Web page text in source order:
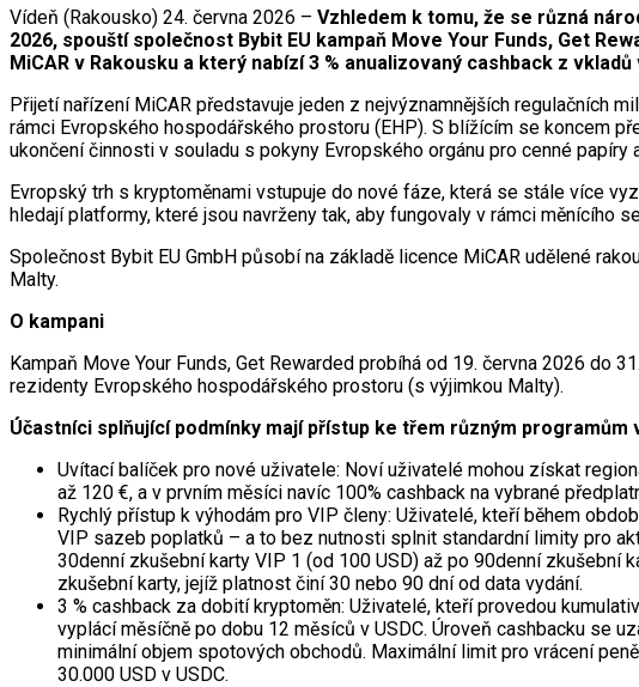
Vídeň (Rakousko) 24. června 2026 – Vzhledem k tomu, že se různá
2026, spouští společnost Bybit EU kampaň Move Your Funds, Get
MiCAR v Rakousku a který nabízí 3 % anualizovaný cashback z
Přijetí nařízení MiCAR představuje jeden z nejvýznamnějších regulačních
rámci Evropského hospodářského prostoru (EHP). S blížícím se koncem
ukončení činnosti v souladu s pokyny Evropského orgánu pro cenné
Evropský trh s kryptoměnami vstupuje do nové fáze, která se stále více
hledají platformy, které jsou navrženy tak, aby fungovaly v rámci měnícího
Společnost Bybit EU GmbH působí na základě licence MiCAR udělené
Malty.
O kampani
Kampaň Move Your Funds, Get Rewarded probíhá od 19. června 2026 do
rezidenty Evropského hospodářského prostoru (s výjimkou Malty).
Účastníci splňující podmínky mají přístup ke třem různým programům
Uvítací balíček pro nové uživatele: Noví uživatelé mohou získat
až 120 €, a v prvním měsíci navíc 100% cashback na vybrané
Rychlý přístup k výhodám pro VIP členy: Uživatelé, kteří během
VIP sazeb poplatků – a to bez nutnosti splnit standardní limity pro
30denní zkušební karty VIP 1 (od 100 USD) až po 90denní zkušební
zkušební karty, jejíž platnost činí 30 nebo 90 dní od data vydání.
3 % cashback za dobití kryptoměn: Uživatelé, kteří provedou
vyplácí měsíčně po dobu 12 měsíců v USDC. Úroveň cashbacku se
minimální objem spotových obchodů. Maximální limit pro vrácení
30.000 USD v USDC.